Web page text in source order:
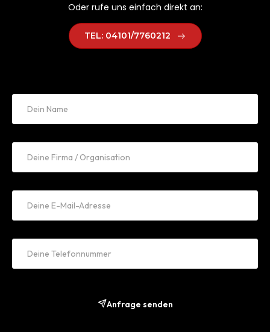
Oder rufe uns einfach direkt an:
TEL: 04101/7760212
Anfrage senden